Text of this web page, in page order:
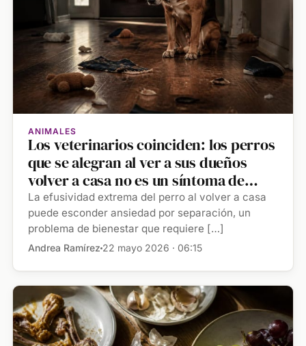
ANIMALES
Los veterinarios coinciden: los perros
que se alegran al ver a sus dueños
volver a casa no es un síntoma de
felicidad
La efusividad extrema del perro al volver a casa
puede esconder ansiedad por separación, un
problema de bienestar que requiere […]
Andrea Ramírez 22 mayo 2026 · 06:15